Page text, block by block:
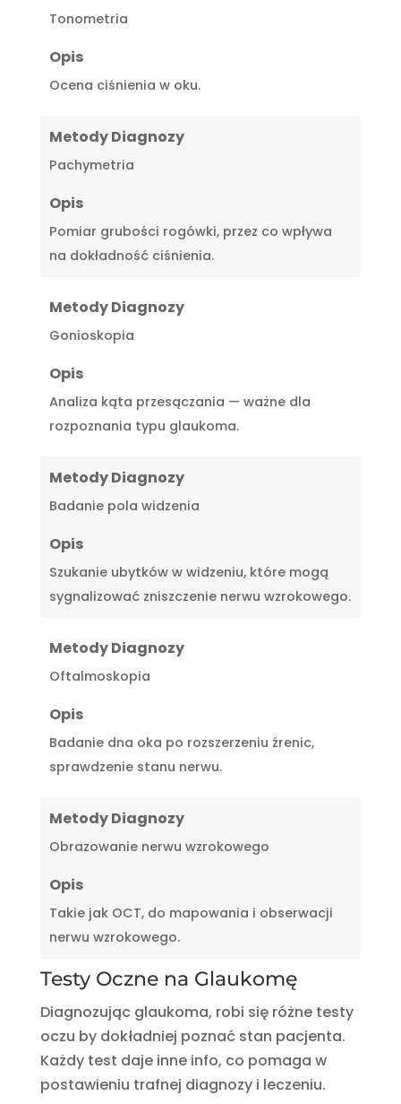
Tonometria
Opis
Ocena ciśnienia w oku.
Metody Diagnozy
Pachymetria
Opis
Pomiar grubości rogówki, przez co wpływa
na dokładność ciśnienia.
Metody Diagnozy
Gonioskopia
Opis
Analiza kąta przesączania — ważne dla
rozpoznania typu glaukoma.
Metody Diagnozy
Badanie pola widzenia
Opis
Szukanie ubytków w widzeniu, które mogą
sygnalizować zniszczenie nerwu wzrokowego.
Metody Diagnozy
Oftalmoskopia
Opis
Badanie dna oka po rozszerzeniu źrenic,
sprawdzenie stanu nerwu.
Metody Diagnozy
Obrazowanie nerwu wzrokowego
Opis
Takie jak OCT, do mapowania i obserwacji
nerwu wzrokowego.
Testy Oczne na Glaukomę
Diagnozując glaukoma, robi się różne testy
oczu by dokładniej poznać stan pacjenta.
Każdy test daje inne info, co pomaga w
postawieniu trafnej diagnozy i leczeniu.